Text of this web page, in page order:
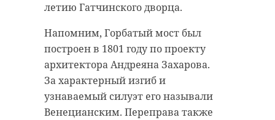
летию Гатчинского дворца.
Напомним, Горбатый мост был
построен в 1801 году по проекту
архитектора Андреяна Захарова.
За характерный изгиб и
узнаваемый силуэт его называли
Венецианским. Переправа также